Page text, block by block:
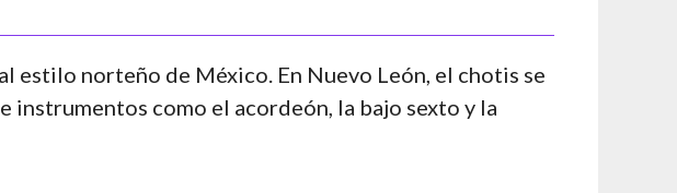
estilo norteño de México. En Nuevo León, el chotis se
como el acordeón, la bajo sexto y la